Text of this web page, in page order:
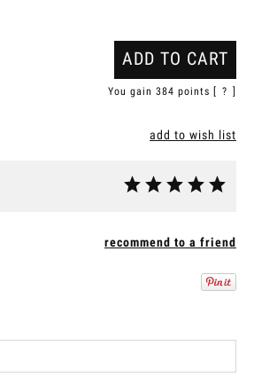
ADD TO CART
You gain 384 points [ ? ]
add to wish list
recommend to a friend